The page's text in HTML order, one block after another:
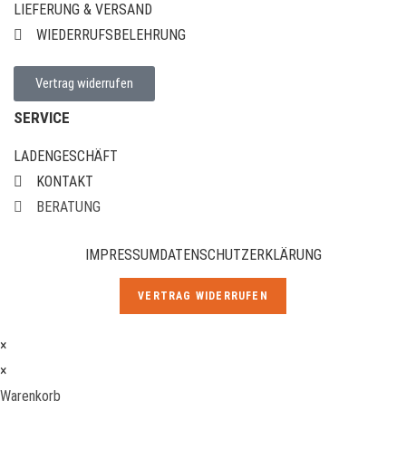
LIEFERUNG & VERSAND
WIEDERRUFSBELEHRUNG
Vertrag widerrufen
SERVICE
LADENGESCHÄFT
KONTAKT
BERATUNG
IMPRESSUM DATENSCHUTZERKLÄRUNG
VERTRAG WIDERRUFEN
×
×
Warenkorb